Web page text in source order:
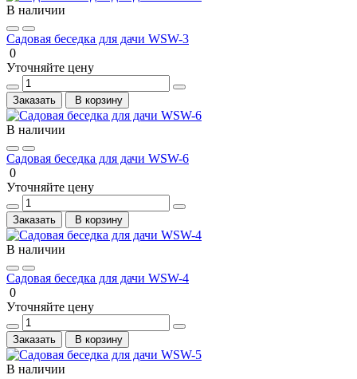
В наличии
Садовая беседка для дачи WSW-3
0
Уточняйте цену
Заказать В корзину
В наличии
Садовая беседка для дачи WSW-6
0
Уточняйте цену
Заказать В корзину
В наличии
Садовая беседка для дачи WSW-4
0
Уточняйте цену
Заказать В корзину
В наличии